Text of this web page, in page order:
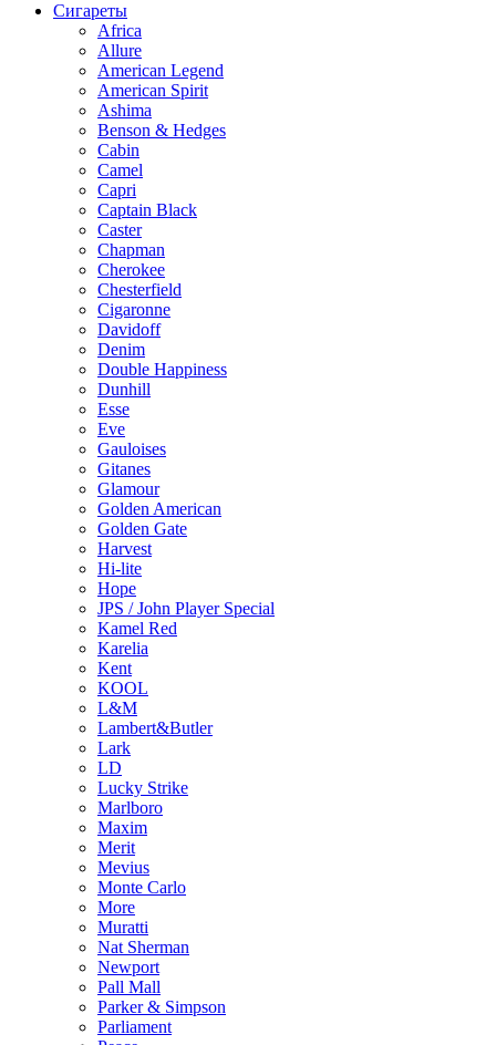
Сигареты
Africa
Allure
American Legend
American Spirit
Ashima
Benson & Hedges
Cabin
Camel
Capri
Captain Black
Caster
Chapman
Cherokee
Chesterfield
Cigaronne
Davidoff
Denim
Double Happiness
Dunhill
Esse
Eve
Gauloises
Gitanes
Glamour
Golden American
Golden Gate
Harvest
Hi-lite
Hope
JPS / John Player Special
Kamel Red
Karelia
Kent
KOOL
L&M
Lambert&Butler
Lark
LD
Lucky Strike
Marlboro
Maxim
Merit
Mevius
Monte Carlo
More
Muratti
Nat Sherman
Newport
Pall Mall
Parker & Simpson
Parliament